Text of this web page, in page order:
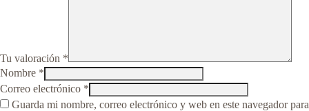
Tu valoración *
Nombre *
Correo electrónico *
Guarda mi nombre, correo electrónico y web en este navegador para